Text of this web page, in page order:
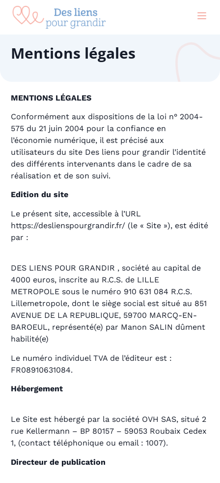
principal
Mentions légales
MENTIONS LÉGALES
Conformément aux dispositions de la loi n° 2004-
575 du 21 juin 2004 pour la confiance en
l’économie numérique, il est précisé aux
utilisateurs du site Des liens pour grandir l’identité
des différents intervenants dans le cadre de sa
réalisation et de son suivi.
Edition du site
Le présent site, accessible à l’URL
https://deslienspourgrandir.fr/ (le « Site »), est édité
par :
DES LIENS POUR GRANDIR , société au capital de
4000 euros, inscrite au R.C.S. de LILLE
METROPOLE sous le numéro 910 631 084 R.C.S.
Lillemetropole, dont le siège social est situé au 851
AVENUE DE LA REPUBLIQUE, 59700 MARCQ-EN-
BAROEUL, représenté(e) par Manon SALIN dûment
habilité(e)
Le numéro individuel TVA de l’éditeur est :
FR08910631084.
Hébergement
Le Site est hébergé par la société OVH SAS, situé 2
rue Kellermann – BP 80157 – 59053 Roubaix Cedex
1, (contact téléphonique ou email : 1007).
Directeur de publication